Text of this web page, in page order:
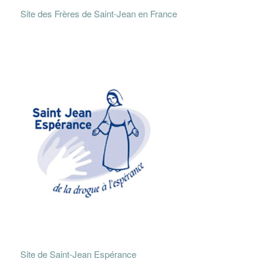
Site des Frères de Saint-Jean en France
Site de Saint-Jean Espérance